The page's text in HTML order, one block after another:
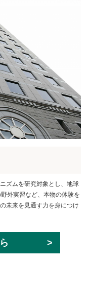
ズムを研究対象とし、地球
外実習など、本物の体験を
未来を見通す力を身につけ